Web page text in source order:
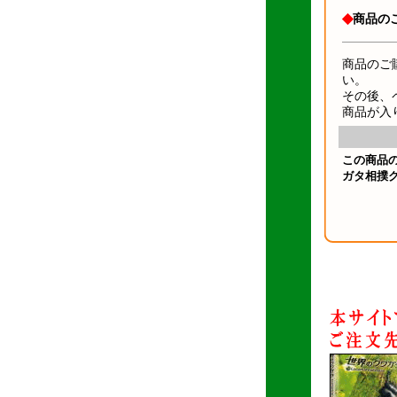
◆商品の
商品のご
い。
その後、
商品が入
この商品
ガタ相撲